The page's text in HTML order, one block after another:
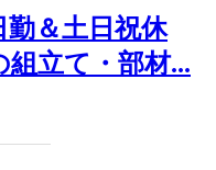
勤＆土日祝休
組立て・部材...